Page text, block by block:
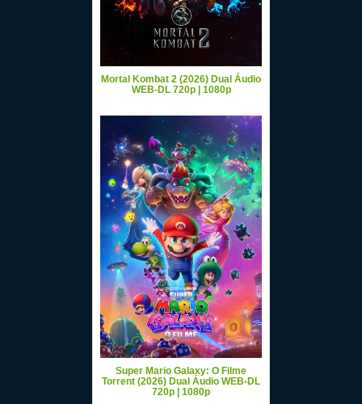
Mortal Kombat 2 (2026) Dual Áudio
WEB-DL 720p | 1080p
Super Mario Galaxy: O Filme
Torrent (2026) Dual Áudio WEB-DL
720p | 1080p